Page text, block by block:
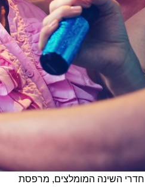
השינה המומלצים, מרפסת